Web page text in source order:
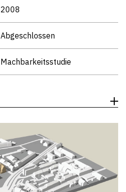
2008
Abgeschlossen
Machbarkeitsstudie